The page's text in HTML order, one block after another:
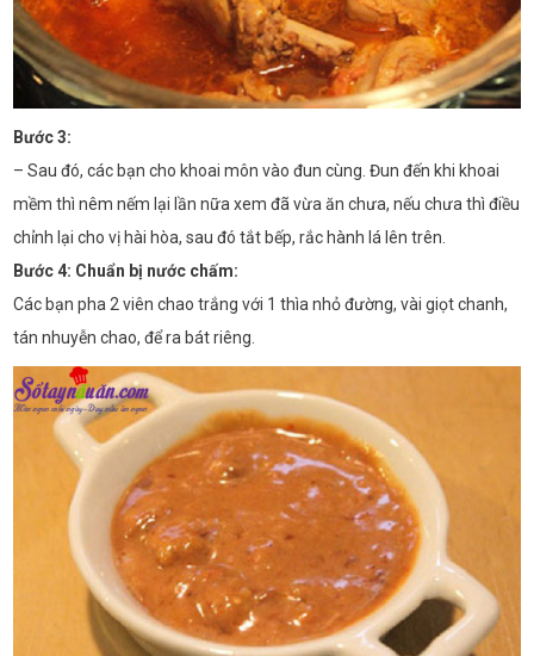
Bước 3:
– Sau đó, các bạn cho khoai môn vào đun cùng. Đun đến khi khoai
mềm thì nêm nếm lại lần nữa xem đã vừa ăn chưa, nếu chưa thì điều
chỉnh lại cho vị hài hòa, sau đó tắt bếp, rắc hành lá lên trên.
Bước 4: Chuẩn bị nước chấm:
Các bạn pha 2 viên chao trắng với 1 thìa nhỏ đường, vài giọt chanh,
tán nhuyễn chao, để ra bát riêng.